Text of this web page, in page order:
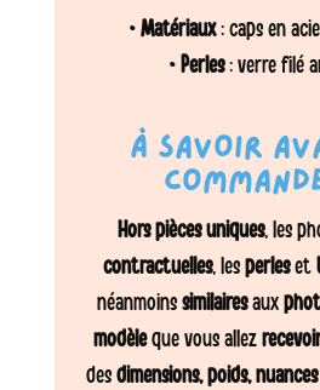
•Matériaux: caps en
•Perles: verre filé
À savoir
Hors pièces uniques, les
contractuelles, les perleset
néanmoins similairesaux
modèleque vous allez
desdimensions, poids,